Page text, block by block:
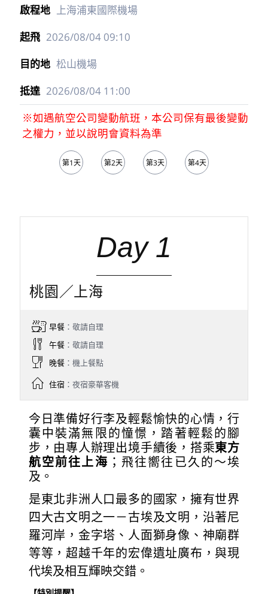
上海浦東國際機場
2026/08/0409:10
松山機場
2026/08/0411:00
※如遇航空公司變動航班，本公司保有最後變動
之權力，並以說明會資料為準
第1天 第2天 第3天 第4天
Day 1
桃園／上海
早餐：敬請自理
午餐：敬請自理
晚餐：機上餐點
住宿：夜宿豪華客機
今日準備好行李及輕鬆愉快的心情，行
囊中裝滿無限的憧憬，踏著輕鬆的腳
步，由專人辦理出境手續後，搭乘東方
航空前往上海 ；飛往嚮往已久的～埃
及。
是東北非洲人口最多的國家，擁有世界
四大古文明之一－古埃及文明，沿著尼
羅河岸，金字塔、人面獅身像、神廟群
等等，超越千年的宏偉遺址廣布，與現
代埃及相互輝映交錯。